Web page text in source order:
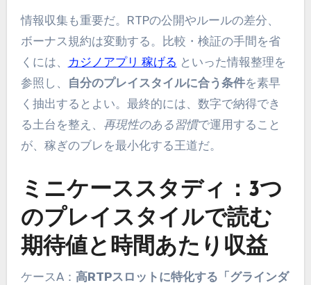
情報収集も重要だ。RTPの公開やルールの差分、
ボーナス規約は変動する。比較・検証の手間を省
くには、
カジノアプリ 稼げる といった情報整理を
参照し、
自分のプレイスタイルに合う条件を素早
く抽出するとよい。最終的には、数字で納得でき
る土台を整え、 再現性のある習慣で運用すること
が、稼ぎのブレを最小化する王道だ。
ミニケーススタディ：3つ
のプレイスタイルで読む
期待値と時間あたり収益
ケースA： 高RTPスロットに特化する「グラインダ